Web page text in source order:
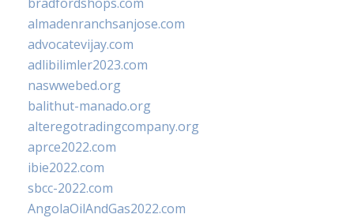
almadenranchsanjose.com
advocatevijay.com
adlibilimler2023.com
naswwebed.org
balithut-manado.org
alteregotradingcompany.org
aprce2022.com
ibie2022.com
sbcc-2022.com
AngolaOilAndGas2022.com